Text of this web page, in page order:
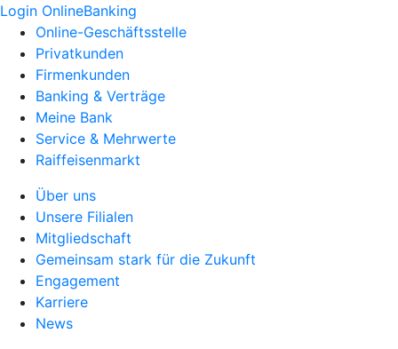
Login OnlineBanking
Online-Geschäftsstelle
Privatkunden
Firmenkunden
Banking & Verträge
Meine Bank
Service & Mehrwerte
Raiffeisenmarkt
Über uns
Unsere Filialen
Mitgliedschaft
Gemeinsam stark für die Zukunft
Engagement
Karriere
News